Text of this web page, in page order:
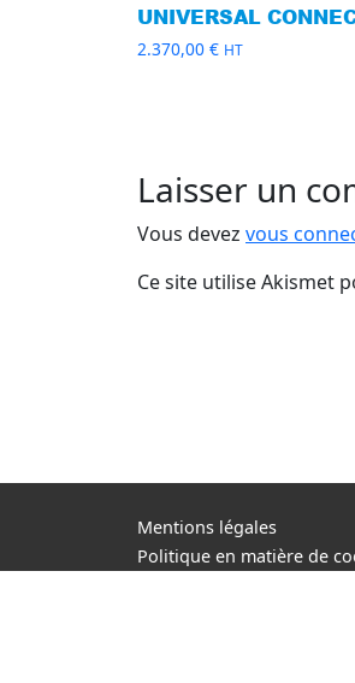
UNIVERSAL
2.370,00 € HT
Laisser un
Vous devez vous
Ce site utilise Akismet
Mentions légales
Politique en matière de